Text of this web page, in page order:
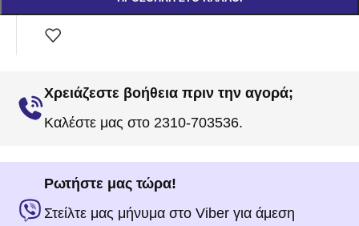
Χρειάζεστε βοήθεια πριν την αγορά;
Καλέστε μας στο 2310-703536.
Ρωτήστε μας τώρα!
Στείλτε μας μήνυμα στο Viber για άμεση